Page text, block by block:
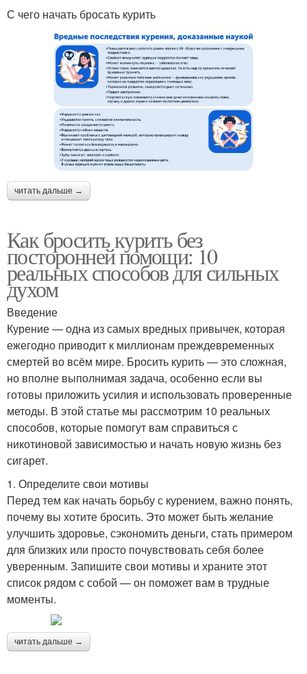
С чего начать бросать курить
читать дальше →
Как бросить курить без
посторонней помощи: 10
реальных способов для сильных
духом
Введение
Курение — одна из самых вредных привычек, которая
ежегодно приводит к миллионам преждевременных
смертей во всём мире. Бросить курить — это сложная,
но вполне выполнимая задача, особенно если вы
готовы приложить усилия и использовать проверенные
методы. В этой статье мы рассмотрим 10 реальных
способов, которые помогут вам справиться с
никотиновой зависимостью и начать новую жизнь без
сигарет.
1. Определите свои мотивы
Перед тем как начать борьбу с курением, важно понять,
почему вы хотите бросить. Это может быть желание
улучшить здоровье, сэкономить деньги, стать примером
для близких или просто почувствовать себя более
уверенным. Запишите свои мотивы и храните этот
список рядом с собой — он поможет вам в трудные
моменты.
читать дальше →